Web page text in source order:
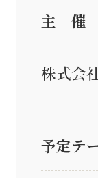
主 催
株式会
予定テ